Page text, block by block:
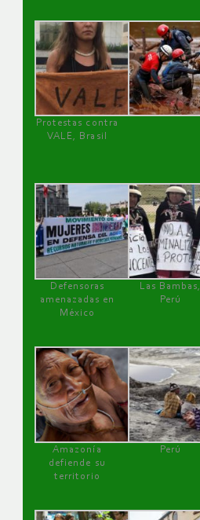
Protestas contra
VALE, Brasil
Defensoras
amenazadas en
México
Las Bambas,
Perú
Amazonía
defiende su
territorio
Perú